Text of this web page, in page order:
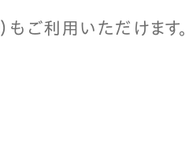
もご利⽤いただけます。